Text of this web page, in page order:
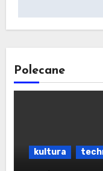
Polecane
kultura